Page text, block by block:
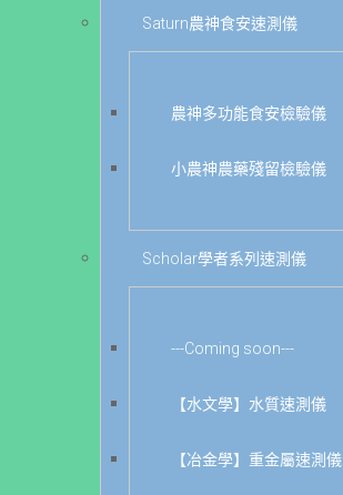
Saturn農神食安速測儀
農神多功能食安檢驗儀
小農神農藥殘留檢驗儀
Scholar學者系列速測儀
---Coming soon---
【水文學】水質速測儀
【冶金學】重金屬速測儀